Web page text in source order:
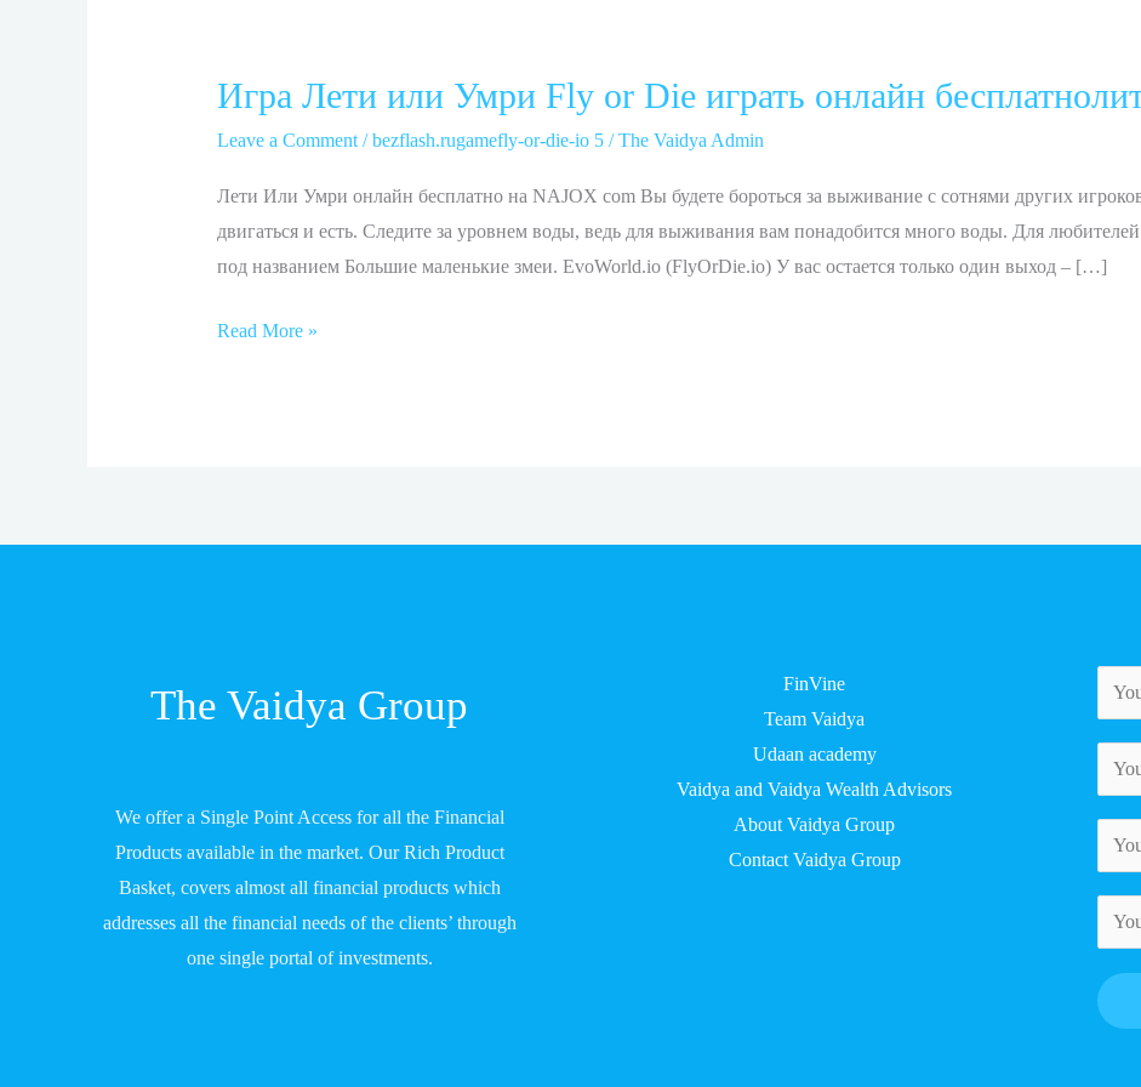
Игра Лети или Умри Fly or Die играть онлайн
Leave a Comment /bezflash.rugamefly-or-die-io 5/The Vaidya Admin
Лети Или Умри онлайн бесплатно на NAJOX com Вы будете бороться за выживание с сотнями других
двигаться и есть. Следите за уровнем воды, ведь для выживания вам понадобится много воды. Для
под названием Большие маленькие змеи. EvoWorld.io (FlyOrDie.io) У вас остается только один выход – […]
Игра
Умри
Fly
or
играть
Read More »
The Vaidya Group
We offer a Single Point Access for all the Financial
Products available in the market. Our Rich Product
Basket, covers almost all financial products which
addresses all the financial needs of the clients’ through
one single portal of investments.
FinVine
Team Vaidya
Udaan academy
Vaidya and Vaidya Wealth Advisors
About Vaidya Group
Contact Vaidya Group